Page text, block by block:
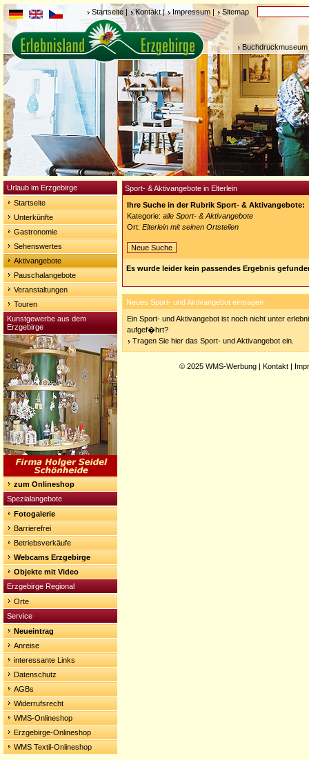
Startseite | Kontakt | Impressum | Sitemap
Urlaub im Erzgebirge
Startseite
Unterkünfte
Gastronomie
Sehenswertes
Aktivangebote
Pauschalangebote
Veranstaltungen
Touren
Kunstgewerbe aus dem
Erzgebirge
zum Onlineshop
Spezialangebote
Fotogalerie
Barrierefrei
Betriebsverkäufe
Webcams Erzgebirge
Objekte mit Video
Erzgebirge Regional
Orte
Service
Neueintrag
Anreise
interessante Links
Datenschutz
AGBs
Widerrufsrecht
WMS-Onlineshop
Erzgebirge-Onlineshop
WMS Textil-Onlineshop
Sport- & Aktivangebote in Elterlein
Ihre Suche in der Rubrik Sport- & Aktivangebote:
Kategorie: alle Sport- & Aktivangebote
Ort: Elterlein mit seinen Ortsteilen
Neue Suche
Es wurde leider kein passendes Ergebnis
Neues Sport- und Aktivangebot eintragen
Ein Sport- und Aktivangebot ist noch nicht unter
aufgef�hrt?
Tragen Sie hier das Sport- und Aktivangebot ein.
© 2025 WMS-Werbung | Kontakt |